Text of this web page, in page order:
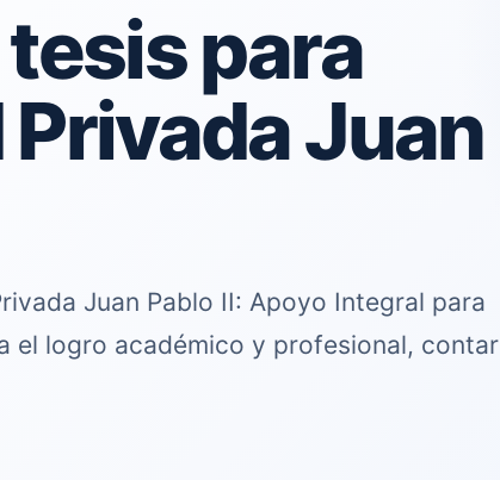
para
Juan
Juan Pablo II: Apoyo Integral para
el logro académico y profesional, contar